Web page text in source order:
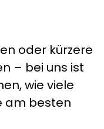
oder kürzere
– bei uns ist
wie viele
am besten